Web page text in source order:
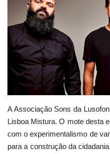
Sobre Nós
Educação
Estatuto Editorial
Saúde
Ficha técnica
A Associação Sons da
Lisboa Mistura. O mote desta
com o experimentalismo de
para a construção da